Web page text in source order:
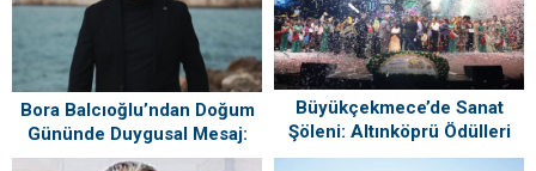
Bora Balcıoğlu’ndan Doğum
Gününde Duygusal Mesaj:
“Silivri’mi Çok Özlüyorum”
Büyükçekmece’de Sanat
Şöleni: Altınköprü Ödülleri
Sahiplerini Buldu!